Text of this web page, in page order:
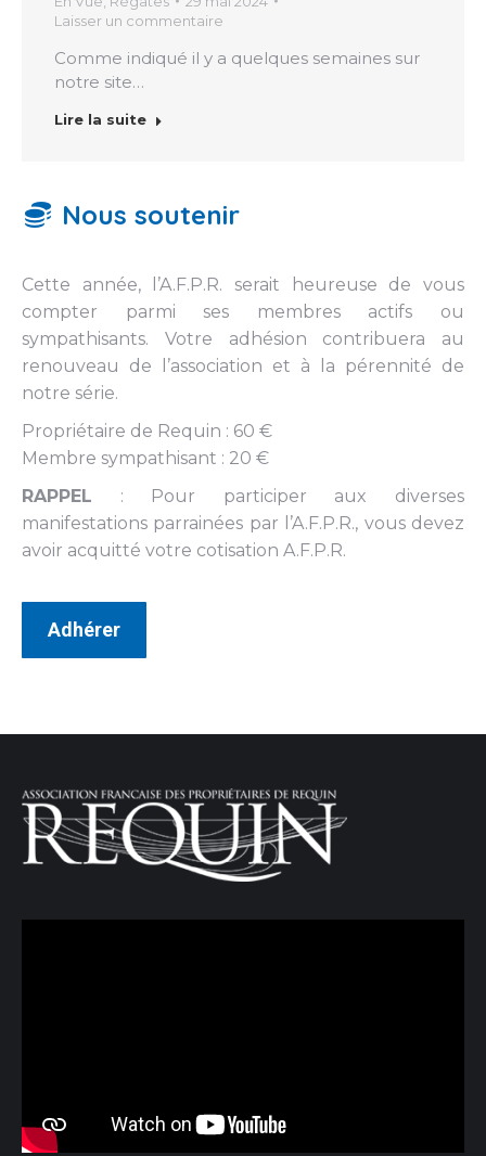
Laisser un commentaire
Comme indiqué il y a quelques semaines sur
notre site…
Lire la suite
Nous soutenir
Cette année, l’A.F.P.R. serait heureuse de vous
compter parmi ses membres actifs ou
sympathisants. Votre adhésion contribuera au
renouveau de l’association et à la pérennité de
notre série.
Propriétaire de Requin : 60 €
Membre sympathisant : 20 €
RAPPEL : Pour participer aux diverses
manifestations parrainées par l’A.F.P.R., vous devez
avoir acquitté votre cotisation A.F.P.R.
Adhérer